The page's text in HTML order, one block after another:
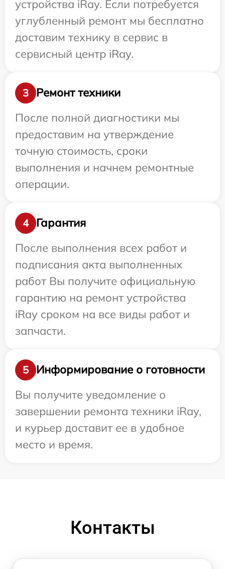
устройства iRay. Если потребуется
углубленный ремонт мы бесплатно
доставим технику в сервис в
сервисный центр iRay.
3
Ремонт техники
После полной диагностики мы
предоставим на утверждение
точную стоимость, сроки
выполнения и начнем ремонтные
операции.
4
Гарантия
После выполнения всех работ и
подписания акта выполненных
работ Вы получите официальную
гарантию на ремонт устройства
iRay сроком на все виды работ и
запчасти.
5
Информирование о готовности
Вы получите уведомление о
завершении ремонта техники iRay,
и курьер доставит ее в удобное
место и время.
Контакты